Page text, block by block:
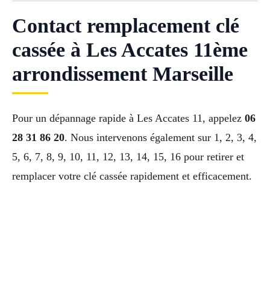
Contact remplacement clé
cassée à Les Accates 11ème
arrondissement Marseille
Pour un dépannage rapide à Les Accates 11, appelez 06
28 31 86 20. Nous intervenons également sur 1, 2, 3, 4,
5, 6, 7, 8, 9, 10, 11, 12, 13, 14, 15, 16 pour retirer et
remplacer votre clé cassée rapidement et efficacement.